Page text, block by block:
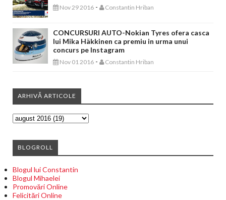
Nov 29 2016 - Constantin Hriban
CONCURSURI AUTO-Nokian Tyres ofera casca
lui Mika Häkkinen ca premiu in urma unui
concurs pe Instagram
Nov 01 2016 - Constantin Hriban
ARHIVĂ ARTICOLE
BLOGROLL
Blogul lui Constantin
Blogul Mihaelei
Promovări Online
Felicitări Online